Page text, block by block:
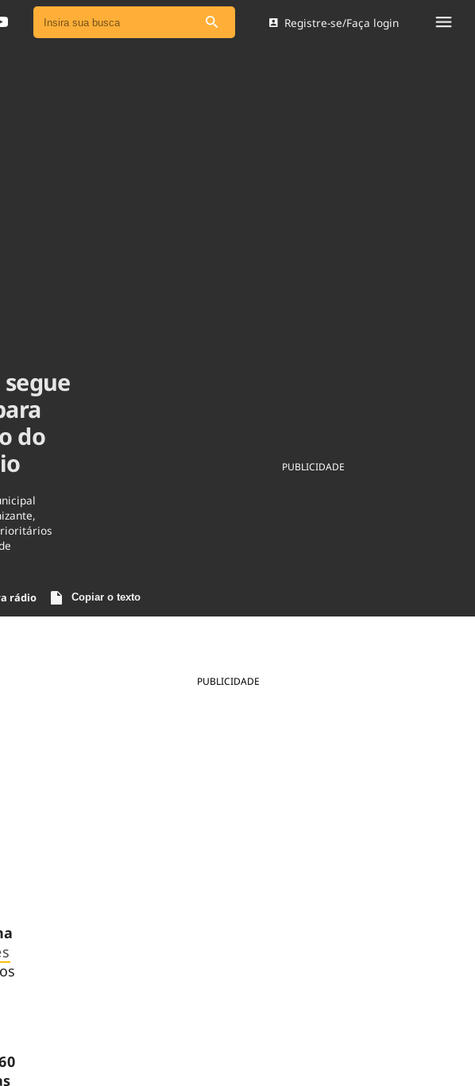
Ver todas as notícias
Brasil
Registre-se/Faça login
do
rádio Copiar o texto
PUBLICIDADE
PUBLICIDADE